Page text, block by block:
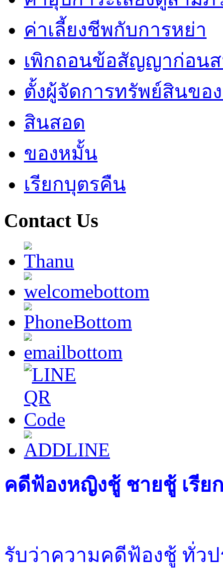
ค่าเลี้ยงชีพกับการหย่า
เพิกถอนข้อสัญญาก่อน
ตั้งผู้จัดการทรัพย์สินขอ
สินสอด
ของหมั้น
เรียกบุตรคืน
Contact Us
คดีฟ้องหญิงชู้ ชายชู้ เรีย
รับว่าความคดีฟ้องชู้ ทั่วป